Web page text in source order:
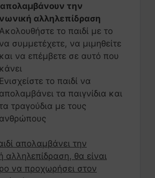
την
αλληλεπίδραση
Ακολουθήστε το παιδί με το
να συμμετέχετε, να μιμηθείτε
και να επέμβετε σε αυτό που
κάνει
Ενισχείστε το παιδί να
απολαμβάνει τα παιγνίδια και
τραγούδια με τους
ανθρώπους
απολαμβάνει την
αλληλεπίδραση, θα είναι
να προχωρήσει στον